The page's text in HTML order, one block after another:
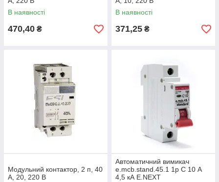
В наявності
470,40 ₴
В наявності
371,25 ₴
Модульний контактор, 2 п, 40
А, 20, 220 В
Автоматичний вимикач
е.mcb.stand.45.1 1р С 10 А
4,5 кА E.NEXT